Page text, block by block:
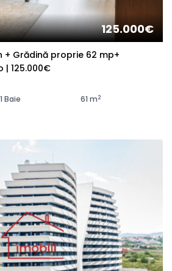
125.000€
+ Grădină proprie 62 mp+
| 125.000€
1 Baie 61 m2